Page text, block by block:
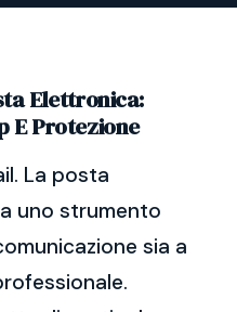
Elettronica:
E Protezione
La posta
uno strumento
sia a